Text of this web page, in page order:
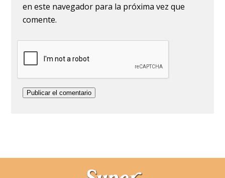
en este navegador para la próxima vez que
comente.